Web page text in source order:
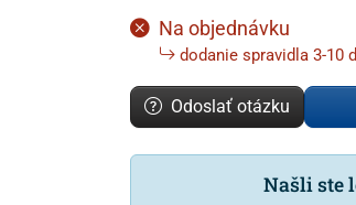
Na objednávku
dodanie spravidla 3-10
Odoslať otázku
Našli ste